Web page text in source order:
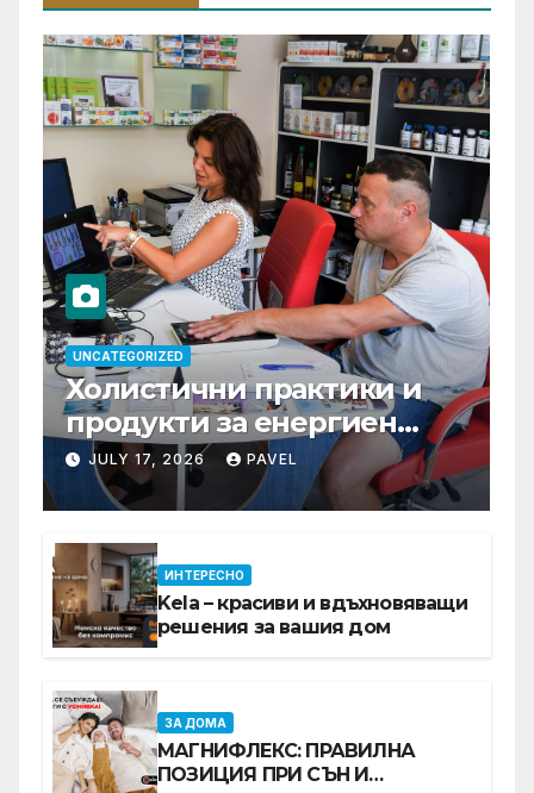
UNCATEGORIZED
Холистични практики и
продукти за енергиен
баланс в ежедневието
JULY 17, 2026 PAVEL
ИНТЕРЕСНО
Kela – красиви и вдъхновяващи
решения за вашия дом
ЗА ДОМА
МАГНИФЛЕКС: ПРАВИЛНА
ПОЗИЦИЯ ПРИ СЪН И